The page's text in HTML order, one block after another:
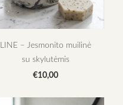
LINE – Jesmonito muilinė
su skylutėmis
€10,00